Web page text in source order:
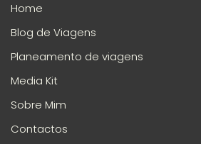
Home
Blog de Viagens
Planeamento de viagens
Media Kit
Sobre Mim
Contactos